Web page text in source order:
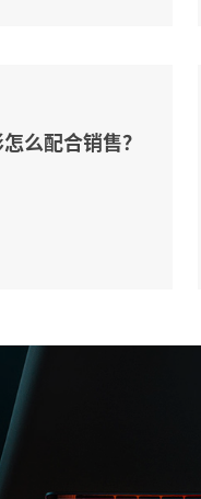
么配合销售？
怎么选？先看